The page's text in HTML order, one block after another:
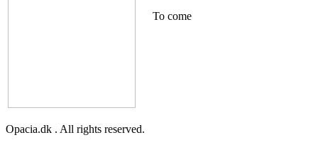
To come
Opacia.dk . All rights reserved.